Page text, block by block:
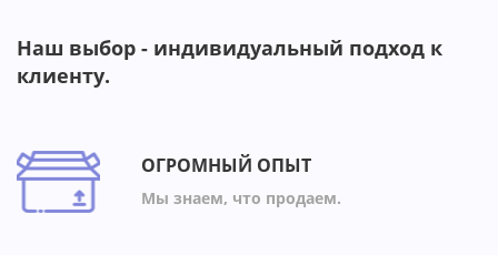
Наш выбор - индивидуальный подход к
клиенту.
ОГРОМНЫЙ ОПЫТ
Мы знаем, что продаем.